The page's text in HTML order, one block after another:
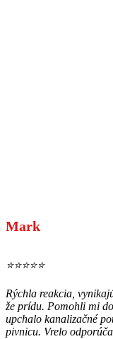
Mark
⭐⭐⭐⭐⭐
Rýchla reakcia,
že prídu. Pomohli mi
upchalo kanalizačné
pivnicu. Vrelo